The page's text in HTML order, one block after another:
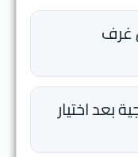
غرف
بعد اختيار